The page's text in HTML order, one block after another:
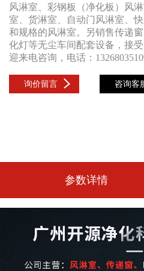
风淋室、彩钢板（净化板）风
室、货淋室、自动门风淋室、
和规格的风淋室。另销售传递
化灯等无尘车间配套设备，接
迎来电咨询，电话：
询价留言 咨询客
参数详情